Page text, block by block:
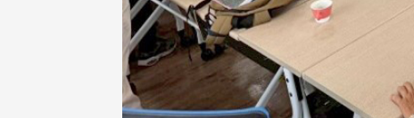
大学主任秘书、中文系校友
正，于115年6月2日(二)率政
学校友服务相关同仁莅临本 ...
校友处执行长彭春阳于115年7月
30日(四)荣退，为其十四年来深耕
校友服务、凝聚海内外校友情 ...